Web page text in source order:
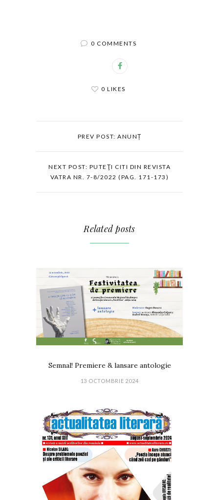
0 COMMENTS
0 LIKES
PREV POST: ANUNȚ
NEXT POST: PUTEŢI CITI DIN REVISTA
VATRA NR. 7-8/2022 (PAG. 171-173)
Related posts
Semnal! Premiere & lansare antologie
13 OCTOMBRIE 2024